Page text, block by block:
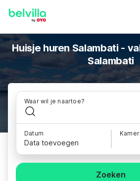
Huisje huren Salambati -
Salambati
Waar wil je naartoe?
Datum
Data toevoegen
Zoeken